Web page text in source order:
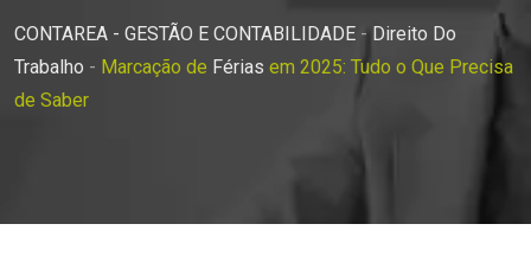
CONTAREA - GESTÃO E CONTABILIDADE - Direito Do
Trabalho - Marcação de Férias em 2025: Tudo o Que Precisa
de Saber